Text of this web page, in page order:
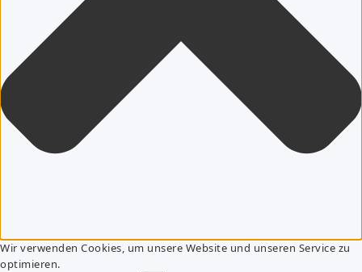
Wir verwenden Cookies, um unsere Website und unseren Service zu
optimieren.